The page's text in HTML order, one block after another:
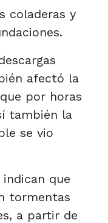
coladeras y
afectó la
por horas
también la
se vio
que
tormentas
a partir de